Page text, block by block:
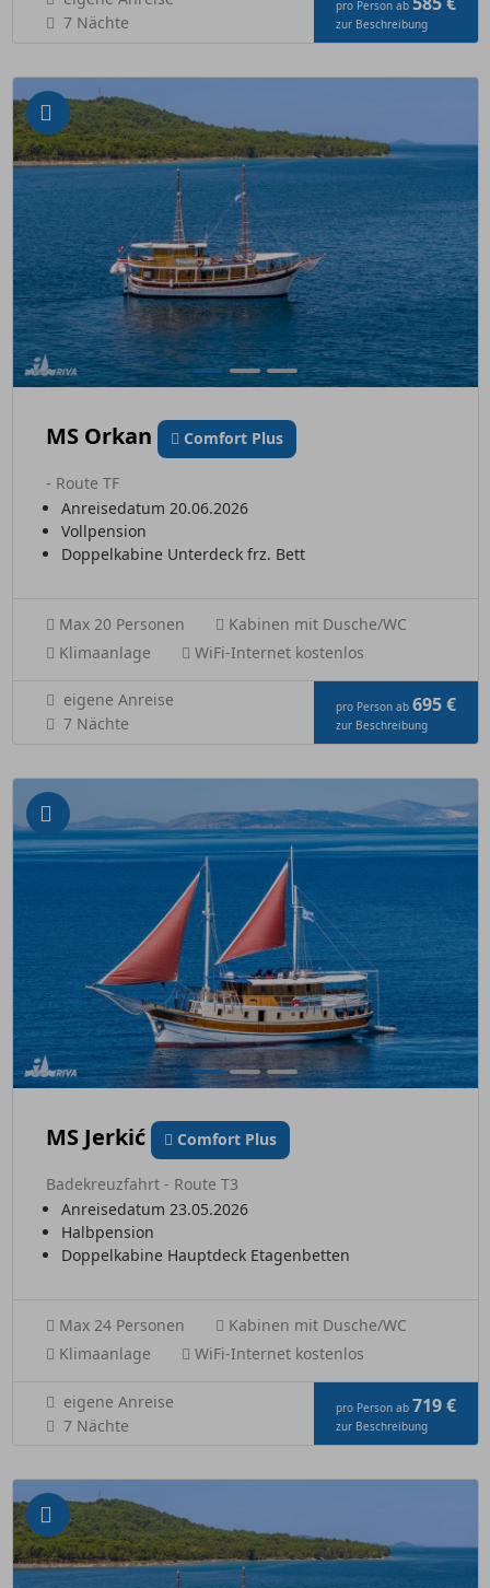
7 Nächte
pro Person ab
zur Beschreibung
MS Orkan Comfort Plus
- Route TF
Anreisedatum 20.06.2026
Vollpension
Doppelkabine Unterdeck frz. Bett
Max 20 Personen
Kabinen mit Dusche/WC
Klimaanlage
WiFi-Internet kostenlos
eigene Anreise
7 Nächte
pro Person ab 695 €
zur Beschreibung
MS Jerkić Comfort Plus
Badekreuzfahrt - Route T3
Anreisedatum 23.05.2026
Halbpension
Doppelkabine Hauptdeck Etagenbetten
Max 24 Personen
Kabinen mit Dusche/WC
Klimaanlage
WiFi-Internet kostenlos
eigene Anreise
7 Nächte
pro Person ab 719 €
zur Beschreibung